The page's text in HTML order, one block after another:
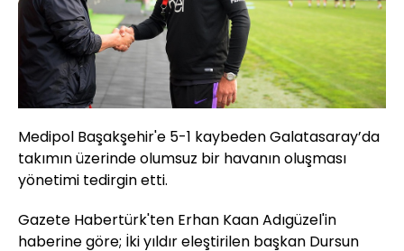
Medipol Başakşehir'e 5-1 kaybeden Galatasaray’da
takımın üzerinde olumsuz bir havanın oluşması
yönetimi tedirgin etti.
Gazete Habertürk'ten Erhan Kaan Adıgüzel'in
haberine göre; İki yıldır eleştirilen başkan Dursun